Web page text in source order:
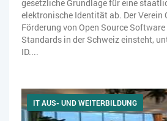
gesetzliche Grundlage für eine
elektronische Identität ab. Der Verein
Förderung von Open Source
Standards in der Schweiz einsteht,
ID....
IT AUS- UND WEITERBILDUNG